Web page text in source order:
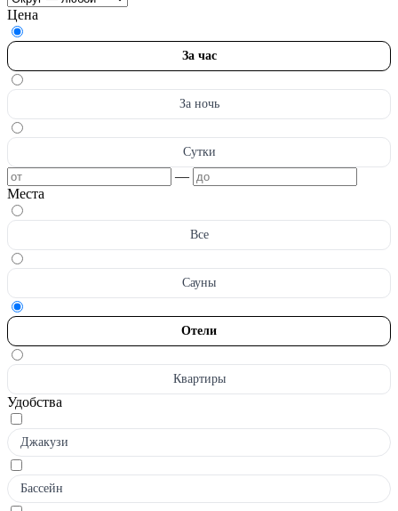
Цена
За час
За ночь
Сутки
—
Места
Все
Сауны
Отели
Квартиры
Удобства
Джакузи
Бассейн